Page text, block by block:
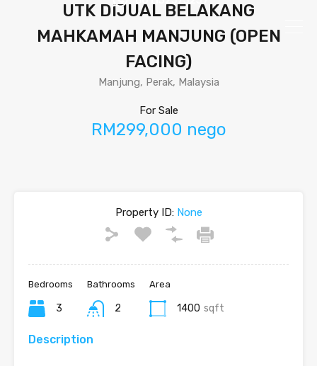
UTK DIJUAL BELAKANG
MAHKAMAH MANJUNG (OPEN
FACING)
Manjung, Perak, Malaysia
For Sale
RM299,000 nego
Property ID:None
Bedrooms
3
Bathrooms
2
Area
1400 sqft
Description